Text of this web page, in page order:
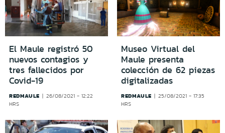
El Maule registró 50
nuevos contagios y
tres fallecidos por
Covid-19
REDMAULE
26/08/2021 - 12:22
HRS
Museo Virtual del
Maule presenta
colección de 62 piezas
digitalizadas
REDMAULE
25/08/2021 - 17:35
HRS